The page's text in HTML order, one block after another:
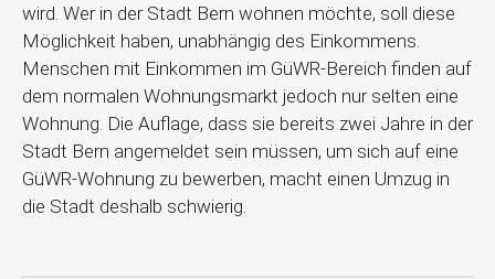
wird. Wer in der Stadt Bern wohnen möchte, soll diese
Möglichkeit haben, unabhängig des Einkommens.
Menschen mit Einkommen im GüWR-Bereich finden auf
dem normalen Wohnungsmarkt jedoch nur selten eine
Wohnung. Die Auflage, dass sie bereits zwei Jahre in der
Stadt Bern angemeldet sein müssen, um sich auf eine
GüWR-Wohnung zu bewerben, macht einen Umzug in
die Stadt deshalb schwierig.